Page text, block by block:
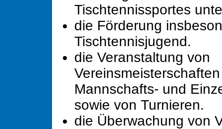
Tischtennissportes
die Förderung
Tischtennisjugend.
die Veranstaltung von
Mannschafts- und
sowie von Turnieren.
die Überwachung von